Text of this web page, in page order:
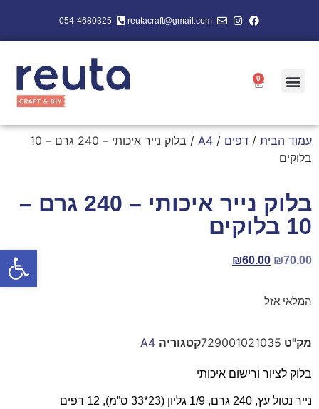
פתח
reutacraft@gmail.com
054-4680325
0
עמוד הבית / דפים /
A4
/ בלוק נייר איכותי – 240 גרם – 10
בלוקים
בלוק נייר איכותי – 240 גרם –
10 בלוקים
₪70.00
₪60.00
המלאי אזל
מק"ט 729001021035קטגוריה A4
בלוק לציור ורישום איכותי
נייר נטול עץ, 240 גרם, 1/9 גליון (23*33 ס”מ), 12 דפים